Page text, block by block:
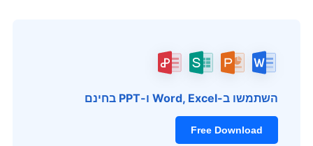
השתמשו ב-Word, Excel ו-PPT בחינם
Free Download